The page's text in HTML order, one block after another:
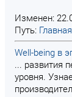
Изменен:
Путь: Главная
Well-being в
... развития
уровня.